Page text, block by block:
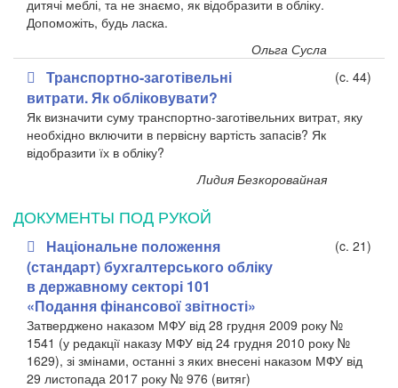
дитячі меблі, та не знаємо, як відобразити в обліку.
Допоможіть, будь ласка.
Ольга Сусла
Транспортно-заготівельні
витрати. Як обліковувати?
(c. 44)
Як визначити суму транспортно-заготівельних витрат, яку
необхідно включити в первісну вартість запасів? Як
відобразити їх в обліку?
Лидия Безкоровайная
ДОКУМЕНТЫ ПОД РУКОЙ
Національне положення
(стандарт) бухгалтерського обліку
в державному секторі 101
«Подання фінансової звітності»
(c. 21)
Затверджено наказом МФУ від 28 грудня 2009 року №
1541 (у редакції наказу МФУ від 24 грудня 2010 року №
1629), зі змінами, останні з яких внесені наказом МФУ від
29 листопада 2017 року № 976 (витяг)